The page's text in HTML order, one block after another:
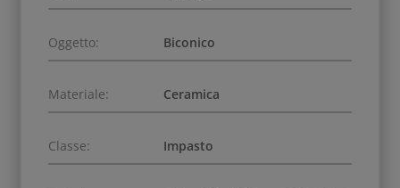
Oggetto: Biconico
Materiale: Ceramica
Classe: Impasto